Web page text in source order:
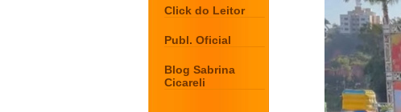
Click do Leitor
Publ. Oficial
Blog Sabrina
Cicareli